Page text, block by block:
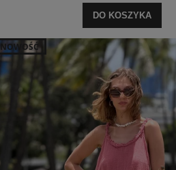
DO KOSZYKA
NOWOŚĆ